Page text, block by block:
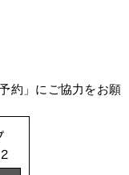
約」にご協力をお願